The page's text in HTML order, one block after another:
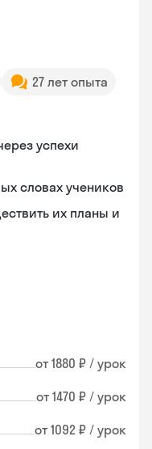
27 лет опыта
успехи
словах учеников
их планы и
от 1880 ₽ / урок
от 1470 ₽ / урок
от 1092 ₽ / урок